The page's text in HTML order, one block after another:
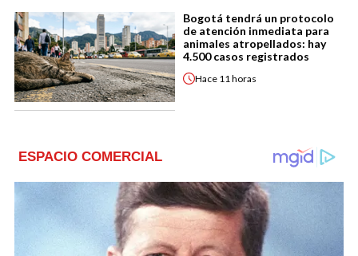
Bogotá tendrá un protocolo
de atención inmediata para
animales atropellados: hay
4.500 casos registrados
Hace 11 horas